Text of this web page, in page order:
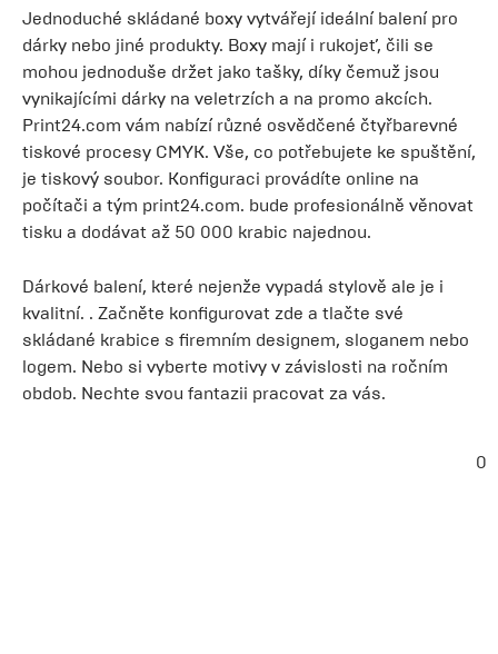
Jednoduché skládané boxy vytvářejí ideální balení pro
dárky nebo jiné produkty. Boxy mají i rukojeť, čili se
mohou jednoduše držet jako tašky, díky čemuž jsou
vynikajícími dárky na veletrzích a na promo akcích.
Print24.com vám nabízí různé osvědčené čtyřbarevné
tiskové procesy CMYK. Vše, co potřebujete ke spuštění,
je tiskový soubor. Konfiguraci provádíte online na
počítači a tým print24.com. bude profesionálně věnovat
tisku a dodávat až 50 000 krabic najednou.
Dárkové balení, které nejenže vypadá stylově ale je i
kvalitní. . Začněte konfigurovat zde a tlačte své
skládané krabice s firemním designem, sloganem nebo
logem. Nebo si vyberte motivy v závislosti na ročním
obdob. Nechte svou fantazii pracovat za vás.
0